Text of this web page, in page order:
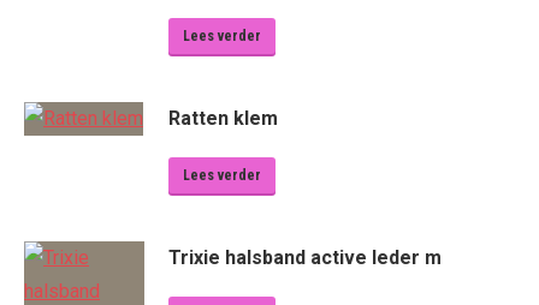
Lees verder
Ratten klem
Lees verder
Trixie halsband active leder m